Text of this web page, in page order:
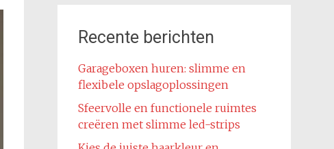
Recente berichten
Garageboxen huren: slimme en
flexibele opslagoplossingen
Sfeervolle en functionele ruimtes
creëren met slimme led-strips